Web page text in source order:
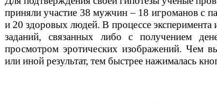
приняли участие 38 мужчин – 18 игроманов с
и 20 здоровых людей. В процессе
заданий, связанных либо с получением
просмотром эротических изображений. Чем
или иной результат, тем быстрее нажималась